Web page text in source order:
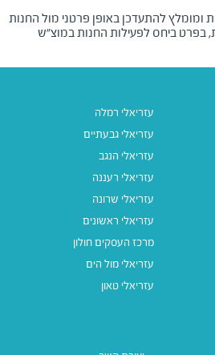
ומומלץ להתעדכן באופן פרטני מול החנות
בפרט ביחס לפעילות החנות במוצ"ש
עזריאלי רמלה
עזריאלי גבעתיים
עזריאלי הנגב
עזריאלי רעננה
עזריאלי שרונה
עזריאלי ראשונים
מרכז העסקים חולון
עזריאלי מול הים
עזריאלי טאון